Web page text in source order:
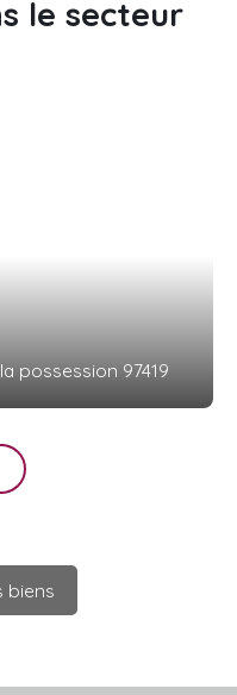
le secteur
la possession 97419
biens